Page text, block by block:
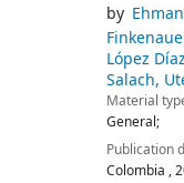
by
López
Salach,
Material
General;
Publication
Colombia ,